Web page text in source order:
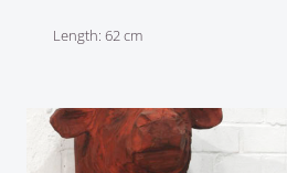
Length: 62 cm